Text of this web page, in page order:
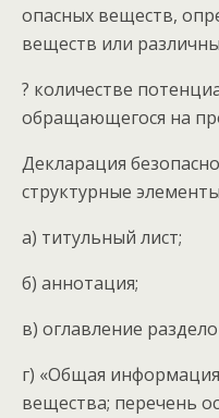
опасных веществ,
веществ или
? количестве
обращающегося на
Декларация
структурные
а) титульный лист;
б) аннотация;
в) оглавление
г) «Общая
вещества; перечень